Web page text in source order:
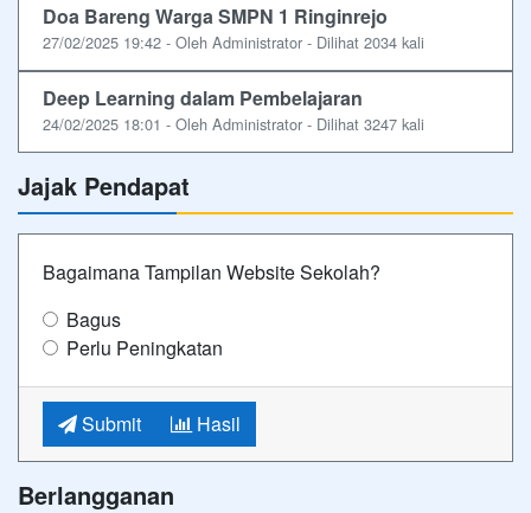
Doa Bareng Warga SMPN 1 Ringinrejo
27/02/2025 19:42 - Oleh Administrator - Dilihat 2034 kali
Deep Learning dalam Pembelajaran
24/02/2025 18:01 - Oleh Administrator - Dilihat 3247 kali
Jajak Pendapat
Bagaimana Tampilan Website Sekolah?
Bagus
Perlu Peningkatan
Submit Hasil
Berlangganan